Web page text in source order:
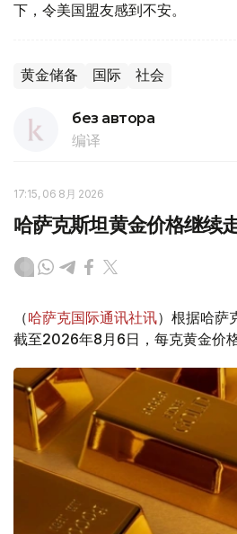
下，令美国盟友感到不安。
黄金储备 国际 社会
без автора
编译
17:15, 06 8月 2026
哈萨克斯坦黄金价格继续
（哈萨克国际通讯社讯）根据哈萨
截至2026年8月6日，每克黄金价